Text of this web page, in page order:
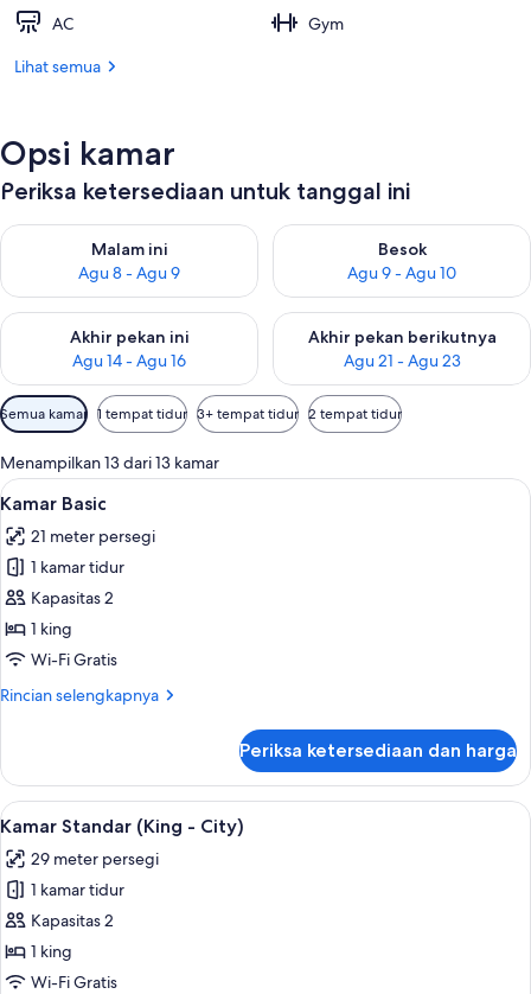
AC
Gym
Lihat semua
Opsi kamar
Periksa ketersediaan untuk tanggal ini
Malam ini
Agu 8 - Agu 9
Periksa ketersediaan untuk malam ini Agu 8 - Agu 9
Besok
Agu 9 - Agu 10
Periksa ketersediaan untuk
Akhir pekan ini
Agu 14 - Agu 16
Periksa ketersediaan untuk akhir pekan ini Agu 14 - Agu 16
Akhir pekan berikutnya
Agu 21 - Agu 23
Periksa ketersediaan untuk
Filter
tersedia
untuk
kamar
Semua kamar 1 tempat tidur 3+ tempat tidur 2 tempat tidur
Menampilkan 13 dari 13 kamar
Lihat
semua
foto
untuk
Kamar
Basic
1 kamar tidur, seprai katun Mesir,
8
Kamar Basic
21 meter persegi
1 kamar tidur
Kapasitas 2
1 king
Wi-Fi Gratis
Rincian selengkapnya
Rincian
Kamar
Basic
Periksa ketersediaan dan harga
Lihat
semua
foto
untuk
Kamar
Standar
(King
1 kamar tidur, seprai katun Mesir,
5
Kamar Standar (King - City)
29 meter persegi
1 kamar tidur
Kapasitas 2
1 king
Wi-Fi Gratis